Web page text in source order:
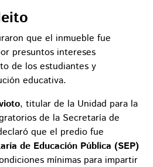
que el inmueble fue
presuntos intereses
de los estudiantes y
educativa.
, titular de la Unidad para la
de la Secretaría de
que el predio fue
de Educación Pública (SEP)
mínimas para impartir